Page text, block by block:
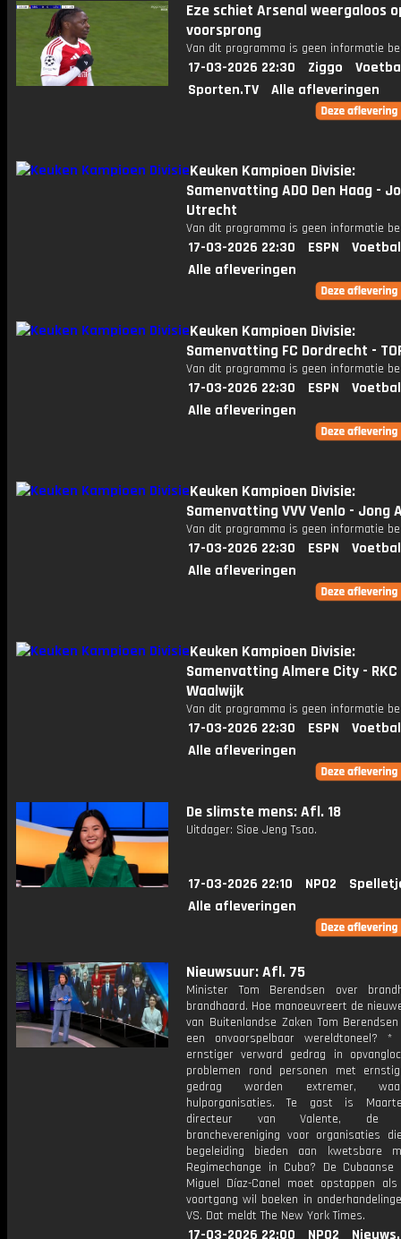
Eze schiet Arsenal weergaloos
voorsprong
Van dit programma is geen informatie
17-03-2026 22:30 Ziggo
Sporten.TV
Alle afleveringen
Keuken Kampioen Divisie:
Samenvatting ADO Den Haag -
Utrecht
Van dit programma is geen informatie
17-03-2026 22:30 ESPN
Alle afleveringen
Keuken Kampioen Divisie:
Samenvatting FC Dordrecht -
Van dit programma is geen informatie
17-03-2026 22:30 ESPN
Alle afleveringen
Keuken Kampioen Divisie:
Samenvatting VVV Venlo - Jong
Van dit programma is geen informatie
17-03-2026 22:30 ESPN
Alle afleveringen
Keuken Kampioen Divisie:
Samenvatting Almere City - RKC
Waalwijk
Van dit programma is geen informatie
17-03-2026 22:30 ESPN
Alle afleveringen
De slimste mens: Afl. 18
Uitdager: Sioe Jeng Tsao.
17-03-2026 22:10 NPO2
Alle afleveringen
Nieuwsuur: Afl. 75
Minister Tom Berendsen over
brandhaard. Hoe manoeuvreert de
van Buitenlandse Zaken Tom
een onvoorspelbaar wereldtoneel?
ernstiger verward gedrag in
problemen rond personen met
gedrag worden extremer,
hulporganisaties. Te gast is
directeur van Valente, de
branchevereniging voor organisaties
begeleiding bieden aan kwetsbare
Regimechange in Cuba? De Cubaanse
Miguel Díaz-Canel moet opstappen
voortgang wil boeken in
VS. Dat meldt The New York Times.
17-03-2026 22:00 NPO2